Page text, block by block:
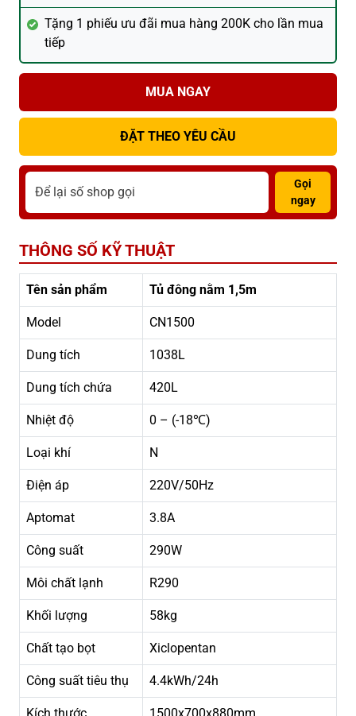
Tặng 1 phiếu ưu đãi mua hàng 200K cho lần mua
tiếp
MUA NGAY
ĐẶT THEO YÊU CẦU
Gọi
ngay
THÔNG SỐ KỸ THUẬT
Tên sản phẩm Tủ đông nằm 1,5m
Model CN1500
Dung tích 1038L
Dung tích chứa 420L
Nhiệt độ 0 – (-18℃)
Loại khí N
Điện áp 220V/50Hz
Aptomat 3.8A
Công suất 290W
Môi chất lạnh R290
Khối lượng 58kg
Chất tạo bọt Xiclopentan
Công suất tiêu thụ 4.4kWh/24h